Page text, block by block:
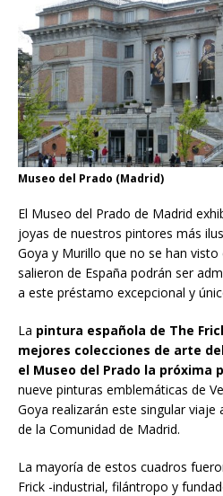
Museo del Prado (Madrid)
El Museo del Prado de Madrid
joyas de nuestros pintores más
Goya y Murillo que no se han
salieron de España podrán ser
a este préstamo excepcional y
La pintura española de The
mejores colecciones de arte
el Museo del Prado la próxima
nueve pinturas emblemáticas de
Goya realizarán este singular viaje
de la Comunidad de Madrid.
La mayoría de estos cuadros
Frick -industrial, filántropo y